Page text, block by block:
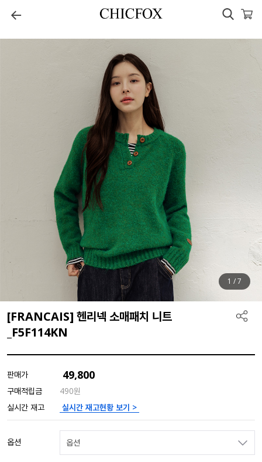
1 /7
[FRANCAIS] 헨리넥 소매패치 니트
_F5F114KN
판매가 49,800
구매적립금
490원
실시간 재고
실시간 재고현황 보기 >
옵션 옵션